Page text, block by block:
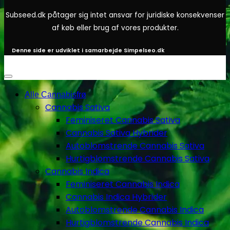
Subseed.dk påtager sig intet ansvar for juridiske konsekvenser
af køb eller brug af vores produkter.
Denne side er udviklet i samarbejde Simpelseo.dk
Alle Cannabisfrø
Cannabis Sativa
Feminiseret Cannabis Sativa
Cannabis Sativa Hybrider
Autoblomstrende Cannabis Sativa
Hurtigblomstrende Cannabis Sativa
Cannabis Indica
Feminiseret Cannabis Indica
Cannabis Indica Hybrider
Autoblomstrende Cannabis Indica
Hurtigblomstrende Cannabis Indica